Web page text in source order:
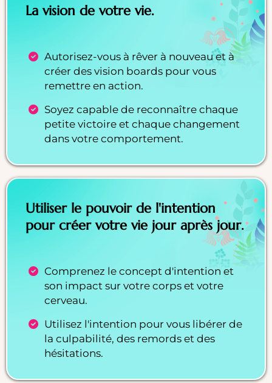
La vision de votre vie.
Autorisez-vous à rêver à nouveau et à
créer des vision boards pour vous
remettre en action.
Soyez capable de reconnaître chaque
petite victoire et chaque changement
dans votre comportement.
Utiliser le pouvoir de l'intention
pour créer votre vie jour après jour.
Comprenez le concept d'intention et
son impact sur votre corps et votre
cerveau.
Utilisez l'intention pour vous libérer de
la culpabilité, des remords et des
hésitations.